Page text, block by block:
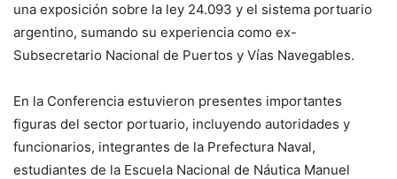
una exposición sobre la ley 24.093 y el sistema portuario
argentino, sumando su experiencia como ex-
Subsecretario Nacional de Puertos y Vías Navegables.
En la Conferencia estuvieron presentes importantes
figuras del sector portuario, incluyendo autoridades y
funcionarios, integrantes de la Prefectura Naval,
estudiantes de la Escuela Nacional de Náutica Manuel